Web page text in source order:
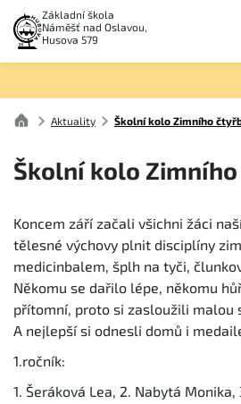
Základní škola
Náměšť nad Oslavou,
Husova 579
Aktuality Školní kolo Zimního
Školní kolo
Koncem září začali všichni žáci
tělesné výchovy plnit disciplíny
medicinbalem, šplh na tyči,
Někomu se dařilo lépe, někomu
přítomní, proto si zasloužili malou
A nejlepší si odnesli domů i
1.ročník:
1. Šeráková Lea, 2. Nabytá Monika,